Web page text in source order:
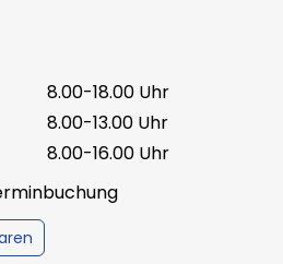
8.00-18.00 Uhr
8.00-13.00 Uhr
8.00-16.00 Uhr